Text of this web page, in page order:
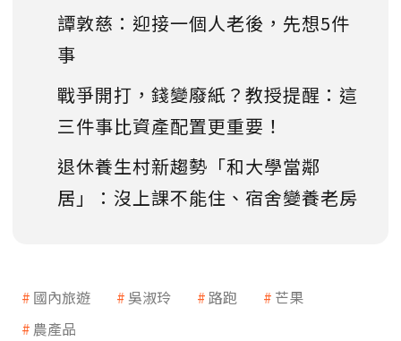
譚敦慈：迎接一個人老後，先想5件
事
戰爭開打，錢變廢紙？教授提醒：這
三件事比資產配置更重要！
退休養生村新趨勢「和大學當鄰
居」：沒上課不能住、宿舍變養老房
國內旅遊 吳淑玲 路跑
芒果
農產品